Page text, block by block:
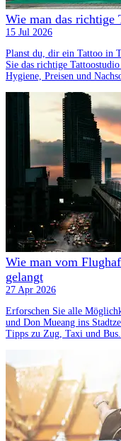
Wie man das richtige
15 Jul 2026
Planst du, dir ein Tattoo in
Sie das richtige
Hygiene, Preisen und
Wie man vom
gelangt
27 Apr 2026
Erforschen Sie alle
und Don Mueang ins
Tipps zu Zug, Taxi und Bus.